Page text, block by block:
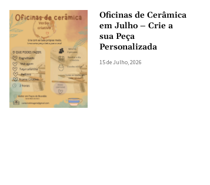
Oficinas de Cerâmica
em Julho – Crie a
sua Peça
Personalizada
15 de Julho, 2026